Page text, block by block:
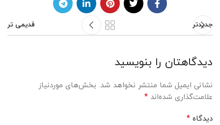
جدیدتر قدیمی تر
دیدگاهتان را بنویسید
نشانی ایمیل شما منتشر نخواهد شد. بخش‌های موردنیاز
علامت‌گذاری شده‌اند *
دیدگاه *